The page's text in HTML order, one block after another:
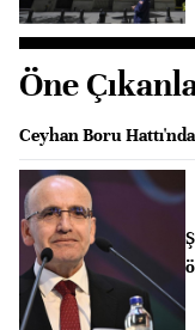
Öne
Ceyhan Boru